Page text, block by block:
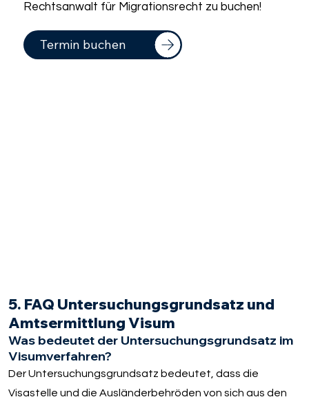
Rechtsanwalt für Migrationsrecht zu buchen!
Termin buchen
5. FAQ Untersuchungsgrundsatz und
Amtsermittlung Visum
Was bedeutet der Untersuchungsgrundsatz im
Visumverfahren?
Der Untersuchungsgrundsatz bedeutet, dass die
Visastelle und die Ausländerbehröden von sich aus den